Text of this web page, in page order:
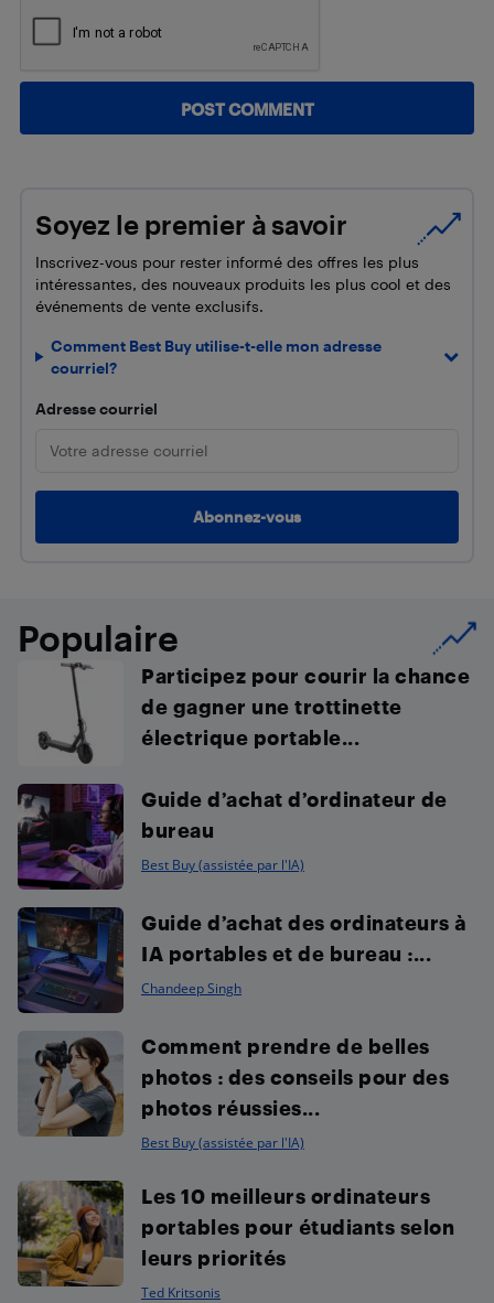
Soyez le premier à savoir
Inscrivez-vous pour rester informé des offres les plus
intéressantes, des nouveaux produits les plus cool et des
événements de vente exclusifs.
Comment Best Buy utilise-t-elle mon adresse
courriel?
Adresse courriel
Populaire
Participez pour courir la chance
de gagner une trottinette
électrique portable...
Guide d’achat d’ordinateur de
bureau
Best Buy (assistée par l'IA)
Guide d’achat des ordinateurs à
IA portables et de bureau :...
Chandeep Singh
Comment prendre de belles
photos : des conseils pour des
photos réussies...
Best Buy (assistée par l'IA)
Les 10 meilleurs ordinateurs
portables pour étudiants selon
leurs priorités
Ted Kritsonis